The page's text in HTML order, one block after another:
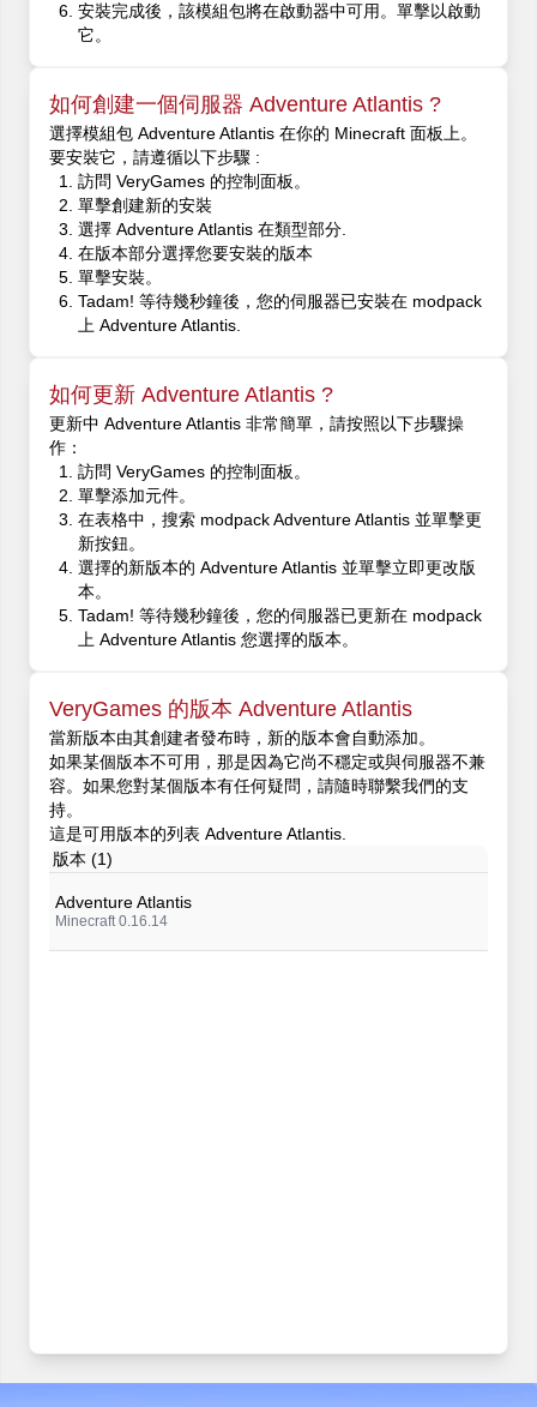
安裝完成後，該模組包將在啟動器中可用。單擊以啟動
它。
如何創建一個伺服器 Adventure Atlantis ?
選擇模組包 Adventure Atlantis 在你的 Minecraft 面板上。
要安裝它，請遵循以下步驟 :
訪問 VeryGames 的控制面板。
單擊創建新的安裝
選擇 Adventure Atlantis 在類型部分.
在版本部分選擇您要安裝的版本
單擊安裝。
Tadam! 等待幾秒鐘後，您的伺服器已安裝在 modpack
上 Adventure Atlantis.
如何更新 Adventure Atlantis ?
更新中 Adventure Atlantis 非常簡單，請按照以下步驟操
作：
訪問 VeryGames 的控制面板。
單擊添加元件。
在表格中，搜索 modpack Adventure Atlantis 並單擊更
新按鈕。
選擇的新版本的 Adventure Atlantis 並單擊立即更改版
本。
Tadam! 等待幾秒鐘後，您的伺服器已更新在 modpack
上 Adventure Atlantis 您選擇的版本。
VeryGames 的版本 Adventure Atlantis
當新版本由其創建者發布時，新的版本會自動添加。
如果某個版本不可用，那是因為它尚不穩定或與伺服器不兼
容。如果您對某個版本有任何疑問，請隨時聯繫我們的支
持。
這是可用版本的列表 Adventure Atlantis.
版本 (1)
Adventure Atlantis
Minecraft 0.16.14